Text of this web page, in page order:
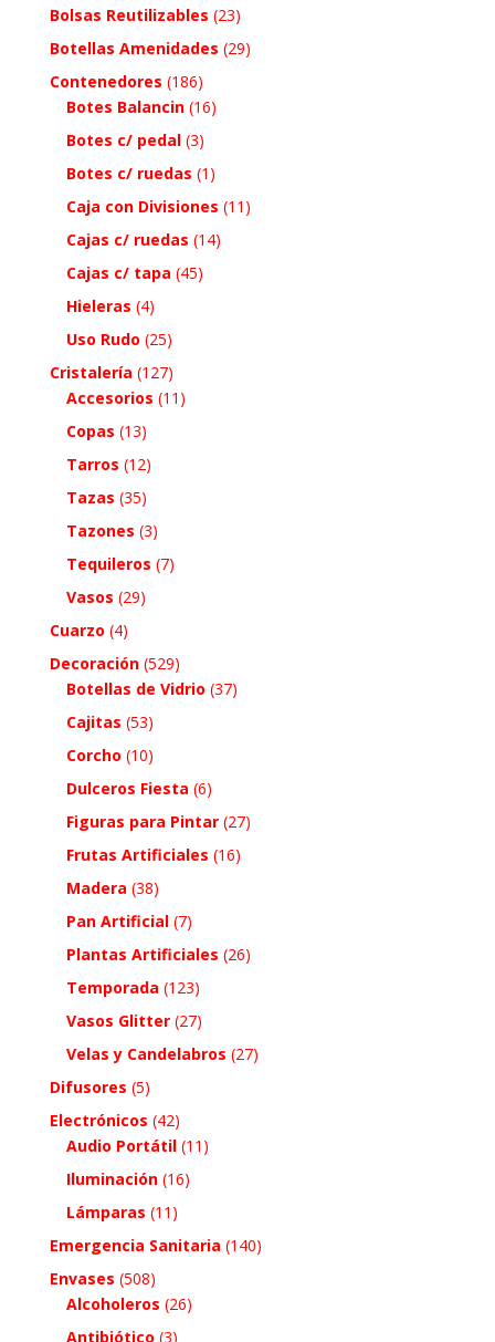
Bolsas Reutilizables (23)
Botellas Amenidades (29)
Contenedores (186)
Botes Balancin (16)
Botes c/ pedal (3)
Botes c/ ruedas (1)
Caja con Divisiones (11)
Cajas c/ ruedas (14)
Cajas c/ tapa (45)
Hieleras (4)
Uso Rudo (25)
Cristalería (127)
Accesorios (11)
Copas (13)
Tarros (12)
Tazas (35)
Tazones (3)
Tequileros (7)
Vasos (29)
Cuarzo (4)
Decoración (529)
Botellas de Vidrio (37)
Cajitas (53)
Corcho (10)
Dulceros Fiesta (6)
Figuras para Pintar (27)
Frutas Artificiales (16)
Madera (38)
Pan Artificial (7)
Plantas Artificiales (26)
Temporada (123)
Vasos Glitter (27)
Velas y Candelabros (27)
Difusores (5)
Electrónicos (42)
Audio Portátil (11)
Iluminación (16)
Lámparas (11)
Emergencia Sanitaria (140)
Envases (508)
Alcoholeros (26)
Antibiótico (3)